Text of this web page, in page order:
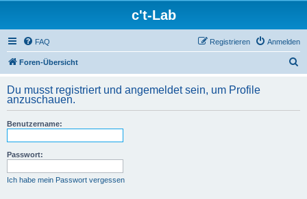
c't-Lab
FAQ Anmelden
Registrieren
Foren-Übersicht
h
Du musst registriert und angemeldet sein, um Profile
anzuschauen.
Benutzername:
Passwort:
Ich habe mein Passwort vergessen